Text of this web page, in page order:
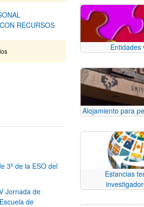
RECURSOS
Use TAB para desplazarse.
3º de la ESO del
Jornada de
de
Entidades
Alojamiento para
Estancias